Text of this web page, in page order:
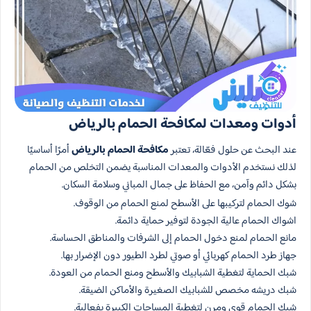
أدوات ومعدات لمكافحة الحمام بالرياض
عند البحث عن حلول فعّالة، تعتبرمكافحة الحمام بالرياضأمرًا أساسيًا
لذلك نستخدم الأدوات والمعدات المناسبة يضمن التخلص من الحمام
بشكل دائم وآمن، مع الحفاظ على جمال المباني وسلامة السكان.
شوك الحمام لتركيبها على الأسطح لمنع الحمام من الوقوف.
اشواك الحمام عالية الجودة لتوفير حماية دائمة.
مانع الحمام لمنع دخول الحمام إلى الشرفات والمناطق الحساسة.
جهاز طرد الحمام كهربائي أو صوتي لطرد الطيور دون الإضرار بها.
شبك الحماية لتغطية الشبابيك والأسطح ومنع الحمام من العودة.
شبك دريشه مخصص للشبابيك الصغيرة والأماكن الضيقة.